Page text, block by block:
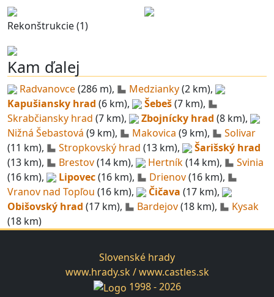
Rekonštrukcie (1)
Kam ďalej
Radvanovce(286 m), Medzianky(2 km),
Kapušiansky hrad (6 km), Šebeš(7 km),
Skrabčiansky hrad (7 km), Zbojnícky hrad (8 km),
Nižná Šebastová (9 km), Makovica (9 km),
Solivar
(11 km),
Stropkovský hrad (13 km),
Šarišský hrad
(13 km),
Brestov(14 km), Hertník(14 km),
Svinia
(16 km),
Lipovec(16 km), Drienov(16 km),
Vranov nad Topľou (16 km), Čičava (17 km),
Obišovský hrad (17 km), Bardejov(18 km),
Kysak
(18 km)
Slovenské hrady
www.hrady.sk / www.castles.sk
1998 - 2026